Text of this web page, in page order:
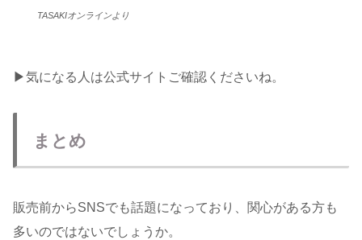
TASAKIオンラインより
▶︎気になる人は公式サイトご確認くださいね。
まとめ
販売前からSNSでも話題になっており、関心がある方も
多いのではないでしょうか。